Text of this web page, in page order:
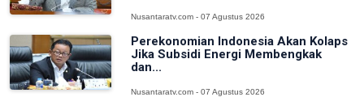
Nusantaratv.com - 07 Agustus 2026
Perekonomian Indonesia Akan Kolaps
Jika Subsidi Energi Membengkak
dan...
Nusantaratv.com - 07 Agustus 2026